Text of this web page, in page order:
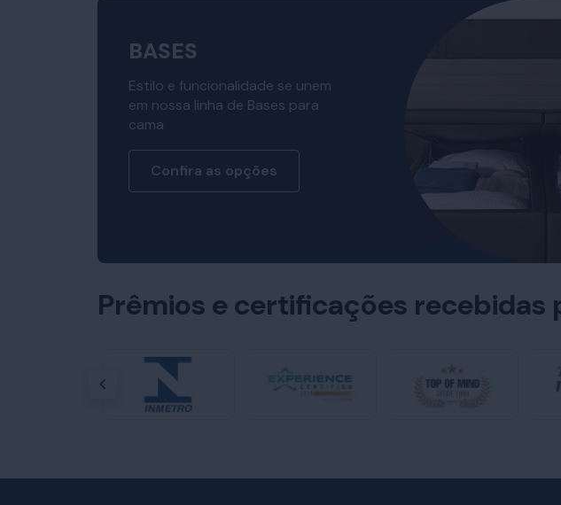
BASES
Estilo e funcionalidade se unem
em nossa linha de Bases para
cama
Confira as opções
Prêmios e certificações recebidas